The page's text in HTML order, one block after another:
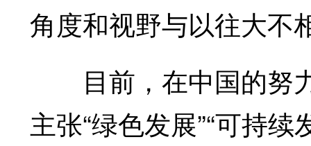
角度和视野与以往大不
目前，在中国的努
主张“绿色发展”“可持